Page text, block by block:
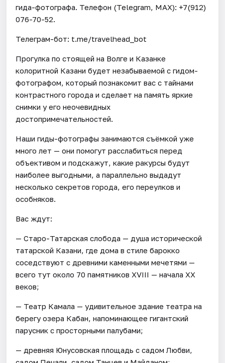
гида-фотографа. Телефон (Telegram, МАХ): +7(912)
076-70-52.
Телеграм-бот: t.me/travelhead_bot
Прогулка по стоящей на Волге и Казанке
колоритной Казани будет незабываемой с гидом-
фотографом, который познакомит вас с тайнами
контрастного города и сделает на память яркие
снимки у его неочевидных
достопримечательностей.
Наши гиды-фотографы занимаются съёмкой уже
много лет — они помогут расслабиться перед
объективом и подскажут, какие ракурсы будут
наиболее выгодными, а параллельно выдадут
несколько секретов города, его переулков и
особняков.
Вас ждут:
— Старо-Татарская слобода — душа исторической
татарской Казани, где дома в стиле барокко
соседствуют с древними каменными мечетями —
всего тут около 70 памятников XVIII — начала XX
веков;
— Театр Камала — удивительное здание театра на
берегу озера Кабан, напоминающее гигантский
парусник с просторными палубами;
— древняя Юнусовская площадь с садом Любви,